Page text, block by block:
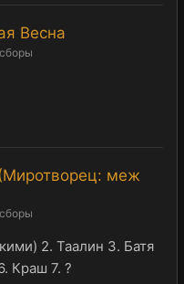
Весна
меж
2. Таалин 3. Батя
Краш 7. ?